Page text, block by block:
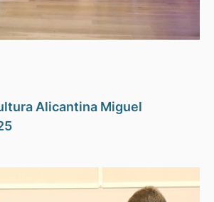
Alicantina Miguel